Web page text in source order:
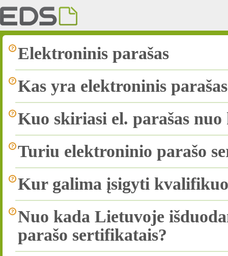
Elektroninis parašas
Kas yra elektroninis
Kuo skiriasi el. parašas
Turiu elektroninio parašo
Kur galima įsigyti
Nuo kada Lietuvoje
parašo sertifikatais?